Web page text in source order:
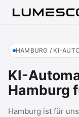
HAMBURG / KI-
KI-
Hamburg
Hamburg ist für